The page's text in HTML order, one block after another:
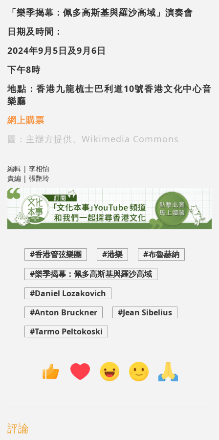
「樂季揭幕：佩多高斯基與羅沙高域」演奏會
日期及時間：
2024年9月5日及9月6日
下午8時
地點：香港九龍梳士巴利道10號香港文化中心音
樂廳
網上購票
圖：主辦方提供、Wikimedia Commons
編輯 | 李相怡
責編 | 張艷玲
#香港管弦樂團 #港樂
#布魯赫納
#樂季揭幕：佩多高斯基與羅沙高域
#Daniel Lozakovich
#Anton Bruckner
#Jean Sibelius
#Tarmo Peltokoski
評論